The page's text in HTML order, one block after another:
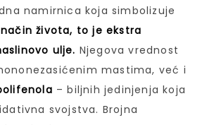
namirnica koja simbolizuje
života, to je ekstra
ulje. Njegova vrednost
mastima, već i
– biljnih jedinjenja koja
svojstva. Brojna